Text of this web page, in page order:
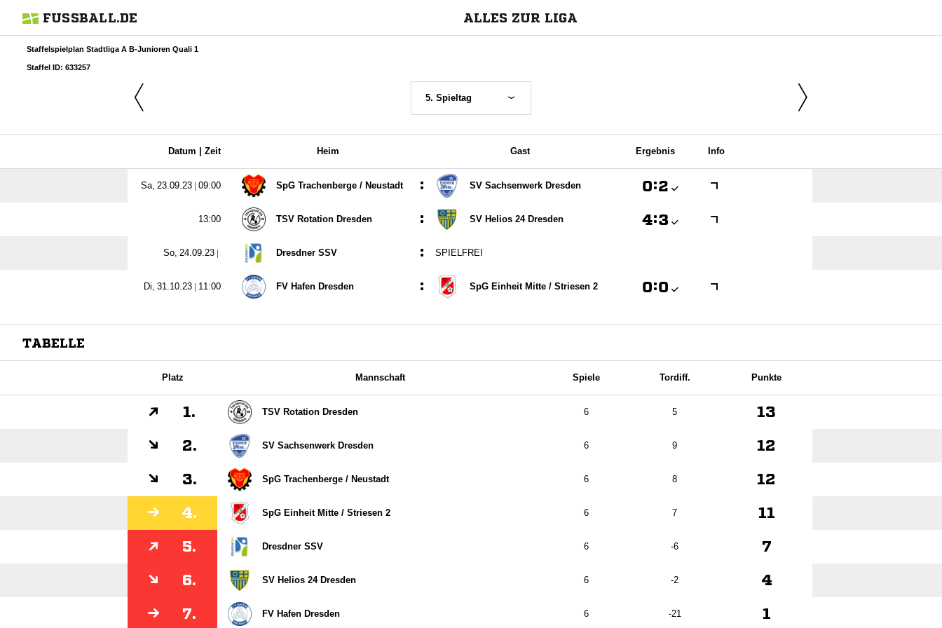
FUSSBALL.DE ALLES ZUR LIGA
Staffelspielplan Stadtliga A B-Junioren Quali 1
Staffel ID: 633257
5. Spieltag
Datum | Zeit Heim Gast Ergebnis Info
  |  SpG Trachenberge /​ Neustadt : SV Sachsenwerk Dresden :
 TSV Rotation Dresden : SV Helios 24 Dresden :
  | Dresdner SSV : SPIELFREI
  |  FV Hafen Dresden : SpG Einheit Mitte /​ Striesen 2 :
TABELLE
Platz Mannschaft Spiele Tordiff. Punkte
1. TSV Rotation Dresden 6 5 13
2. SV Sachsenwerk Dresden 6 9 12
3. SpG Trachenberge /​ Neustadt 6 8 12
4. SpG Einheit Mitte /​ Striesen 2 6 7 11
5. Dresdner SSV 6 -6 7
6. SV Helios 24 Dresden 6 -2 4
7. FV Hafen Dresden 6 -21 1